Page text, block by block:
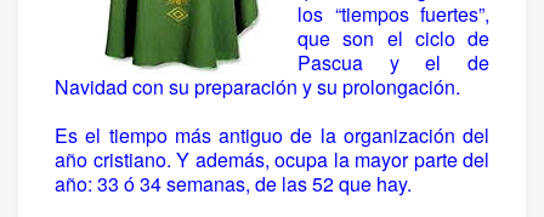
los “tiempos fuertes”,
que son el ciclo de
Pascua y el de
Navidad con su preparación y su prolongación.
Es el tiempo más antiguo de la organización del
año cristiano. Y además, ocupa la mayor parte del
año: 33 ó 34 semanas, de las 52 que hay.